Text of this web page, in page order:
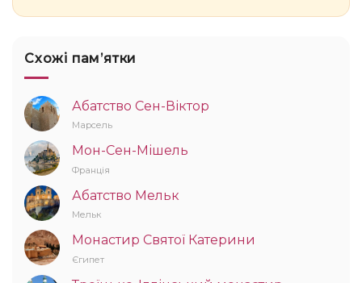
Схожі памʼятки
Абатство Сен-Віктор
Марсель
Мон-Сен-Мішель
Франція
Абатство Мельк
Мельк
Монастир Святої Катерини
Єгипет